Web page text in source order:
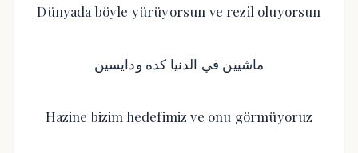
Dünyada böyle yürüyorsun ve rezil oluyorsun
ماشيين في الدنيا كده ودايسين
Hazine bizim hedefimiz ve onu görmüyoruz